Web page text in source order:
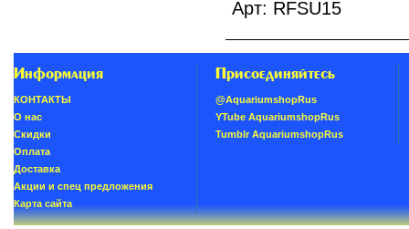
Арт: RFSU15
Информация
КОНТАКТЫ
О нас
Скидки
Oплатa
Доставка
Акции и спец предложения
Карта сайта
Присоединяйтесь
@AquariumshopRus
YTube AquariumshopRus
Tumblr AquariumshopRus